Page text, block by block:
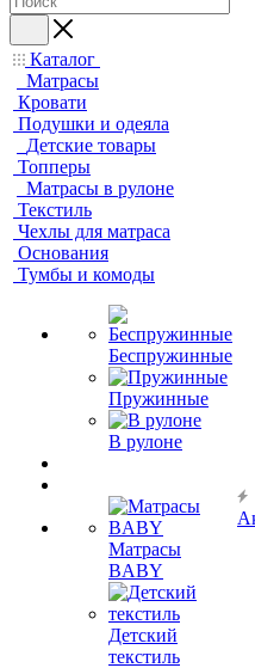
Каталог
Матрасы
Кровати
Подушки и одеяла
Детские товары
Топперы
Матрасы в рулоне
Текстиль
Чехлы для матраса
Основания
Тумбы и комоды
Беспружинные
Пружинные
В рулоне
Матрасы
BABY
Детский
текстиль